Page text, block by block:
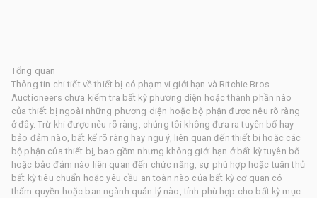
Tổng quan
Thông tin chi tiết về thiết bị có phạm vi giới hạn và Ritchie Bros.
Auctioneers chưa kiểm tra bất kỳ phương diện hoặc thành phần nào
của thiết bị ngoài những phương diện hoặc bộ phận được nêu rõ ràng
ở đây. Trừ khi được nêu rõ ràng, chúng tôi không đưa ra tuyên bố hay
bảo đảm nào, bất kể rõ ràng hay ngụ ý, liên quan đến thiết bị hoặc các
bộ phận của thiết bị, bao gồm nhưng không giới hạn ở bất kỳ tuyên bố
hoặc bảo đảm nào liên quan đến chức năng, sự phù hợp hoặc tuân thủ
bất kỳ tiêu chuẩn hoặc yêu cầu an toàn nào của bất kỳ cơ quan có
thẩm quyền hoặc ban ngành quản lý nào, tính phù hợp cho bất kỳ mục